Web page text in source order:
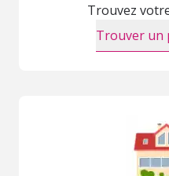
Trouvez
Trouver un